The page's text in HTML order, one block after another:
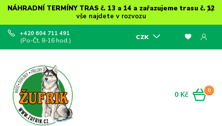
NÁHRADNÍ TERMÍNY TRAS č. 13 a 14 a zařazujeme trasu č. 12
vše najdete v rozvozu
CZK
+420 604 711 491
(Po-Čt, 8-16 hod.)
0
0 Kč